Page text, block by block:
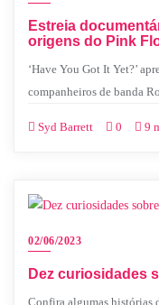
Estreia
origens do Pink
‘Have You Got It Yet?’
companheiros de banda
Syd Barrett 0 9
02/06/2023
Dez curiosidades
Confira algumas histórias